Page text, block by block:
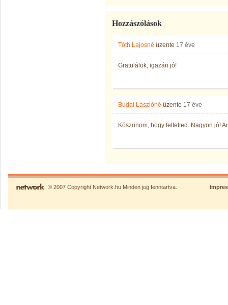
Hozzászólások
Tóth Lajosné üzente 17 éve
Gratulálok, igazán jó!
Budai Lászlóné üzente 17 éve
Köszönöm, hogy feltetted. Nagyon jó!
© 2007 Copyright Network.hu Minden jog fenntartva.